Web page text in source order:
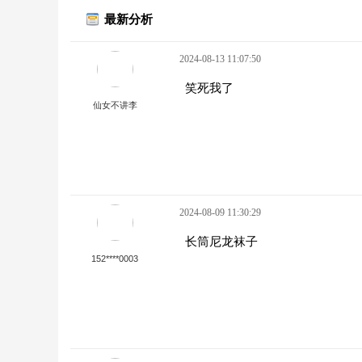
最新分析
仙女不讲李
2024-08-13 11:07:50
笑死我了
152****0003
2024-08-09 11:30:29
长筒尼龙袜子